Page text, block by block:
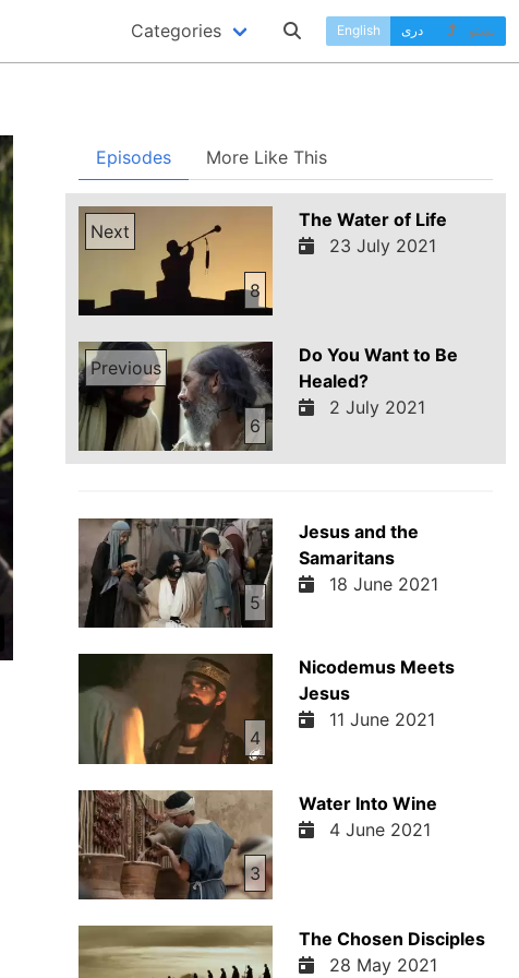
Categories English دری پښتو
Episodes More Like This
Next
8
The Water of Life
23 July 2021
Previous
6
Do You Want to Be
Healed?
2 July 2021
5
Jesus and the
Samaritans
18 June 2021
4
Nicodemus Meets
Jesus
11 June 2021
3
Water Into Wine
4 June 2021
The Chosen Disciples
28 May 2021